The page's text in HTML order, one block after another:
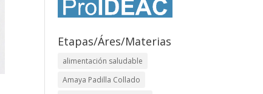
Etapas/Áres/Materias
alimentación saludable
Amaya Padilla Collado